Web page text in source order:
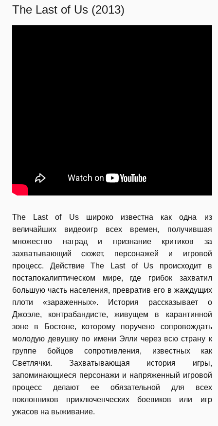
The Last of Us (2013)
The Last of Us широко известна как одна из
величайших видеоигр всех времен, получившая
множество наград и признание критиков за
захватывающий сюжет, персонажей и игровой
процесс. Действие The Last of Us происходит в
постапокалиптическом мире, где грибок захватил
большую часть населения, превратив его в жаждущих
плоти «зараженных». История рассказывает о
Джоэле, контрабандисте, живущем в карантинной
зоне в Бостоне, которому поручено сопровождать
молодую девушку по имени Элли через всю страну к
группе бойцов сопротивления, известных как
Светлячки. Захватывающая история игры,
запоминающиеся персонажи и напряженный игровой
процесс делают ее обязательной для всех
поклонников приключенческих боевиков или игр
ужасов на выживание.